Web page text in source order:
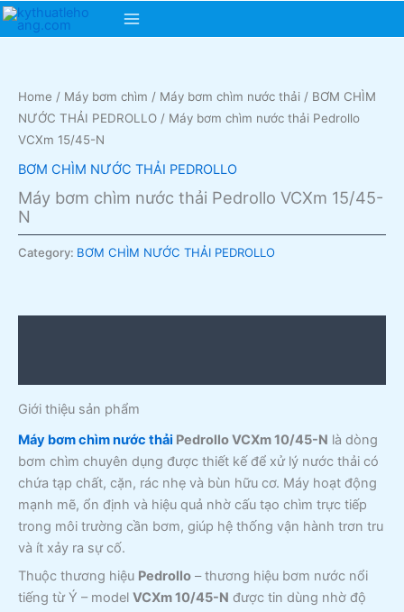
Skip
Main
Home / Máy bơm chìm / Máy bơm chìm nước thải / BƠM CHÌM
NƯỚC THẢI PEDROLLO / Máy bơm chìm nước thải Pedrollo
VCXm 15/45-N
BƠM CHÌM NƯỚC THẢI PEDROLLO
Máy bơm chìm nước thải Pedrollo VCXm 15/45-
N
Category: BƠM CHÌM NƯỚC THẢI PEDROLLO
Giới thiệu sản phẩm
Máy bơm chìm nước thải Pedrollo VCXm 10/45-N là dòng
bơm chìm chuyên dụng được thiết kế để xử lý nước thải có
chứa tạp chất, cặn, rác nhẹ và bùn hữu cơ. Máy hoạt động
mạnh mẽ, ổn định và hiệu quả nhờ cấu tạo chìm trực tiếp
trong môi trường cần bơm, giúp hệ thống vận hành trơn tru
và ít xảy ra sự cố.
Thuộc thương hiệu Pedrollo – thương hiệu bơm nước nổi
tiếng từ Ý – model VCXm 10/45-N được tin dùng nhờ độ